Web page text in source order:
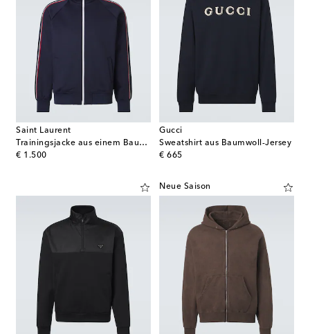
Saint Laurent
Trainingsjacke aus einem Baumwollgemisch
€ 1.500
original price
Gucci
Sweatshirt aus Baumwoll-Jersey
€ 665
original price
Neue Saison